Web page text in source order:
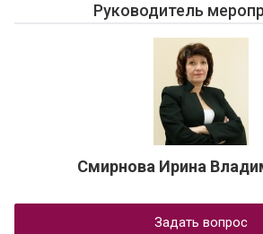
Руководитель
Смирнова Ирина
Задать вопрос